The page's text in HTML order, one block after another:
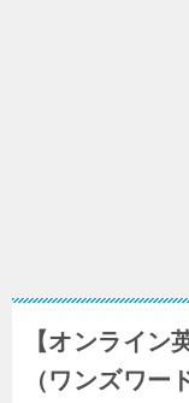
【オンライン
（ワンズワー